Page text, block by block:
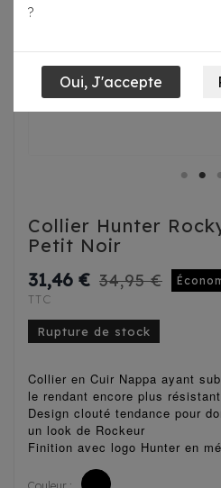
Collier Hunter
Petit Noir
31,46 € 34,95 €
TTC
Rupture de stock
Collier en Cuir Nappa ayant
le rendant encore plus
Design clouté tendance pour
un look de Rockeur
Finition avec logo Hunter en
?